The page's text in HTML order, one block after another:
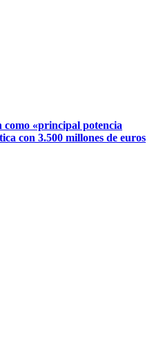
como «principal potencia
con 3.500 millones de euros